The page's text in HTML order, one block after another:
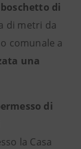
di
di metri da
comunale a
una
di
la Casa